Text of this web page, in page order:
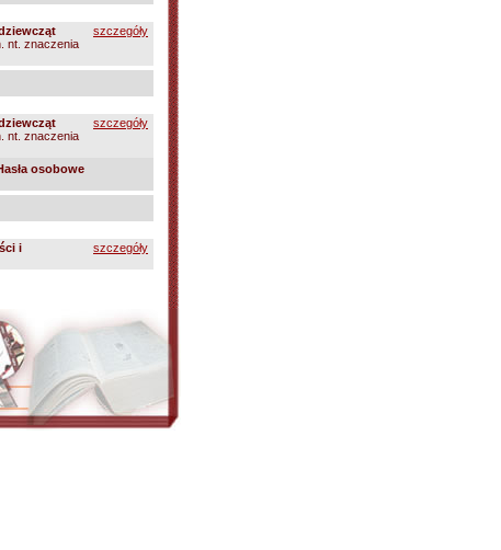
nt. znaczenia
szczegóły
nt. znaczenia
szczegóły
osobowe
i
szczegóły